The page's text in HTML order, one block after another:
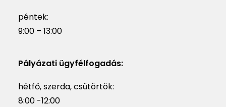
péntek:
9:00 – 13:00
Pályázati ügyfélfogadás:
hétfő, szerda, csütörtök:
8:00 -12:00